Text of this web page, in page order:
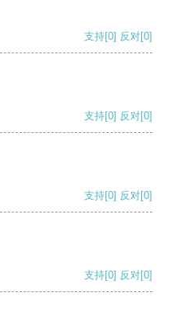
支持[0] 反对[0]
支持[0] 反对[0]
支持[0] 反对[0]
支持[0] 反对[0]